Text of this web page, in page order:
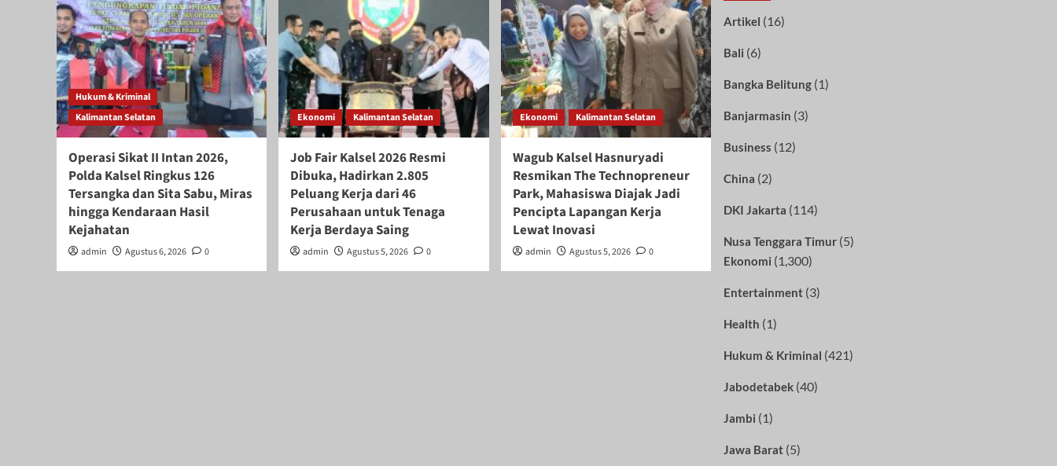
Hukum & Kriminal
Kalimantan Selatan
Operasi Sikat II Intan 2026,
Polda Kalsel Ringkus 126
Tersangka dan Sita Sabu, Miras
hingga Kendaraan Hasil
Kejahatan
admin Agustus 6, 2026 0
Ekonomi Kalimantan Selatan
Job Fair Kalsel 2026 Resmi
Dibuka, Hadirkan 2.805
Peluang Kerja dari 46
Perusahaan untuk Tenaga
Kerja Berdaya Saing
admin Agustus 5, 2026 0
Ekonomi Kalimantan Selatan
Wagub Kalsel Hasnuryadi
Resmikan The Technopreneur
Park, Mahasiswa Diajak Jadi
Pencipta Lapangan Kerja
Lewat Inovasi
admin Agustus 5, 2026 0
Artikel (16)
Bali (6)
Bangka Belitung(1)
Banjarmasin (3)
Business (12)
China (2)
DKI Jakarta (114)
Nusa Tenggara Timur(5)
Ekonomi (1,300)
Entertainment(3)
Health (1)
Hukum & Kriminal (421)
Jabodetabek(40)
Jambi (1)
Jawa Barat(5)